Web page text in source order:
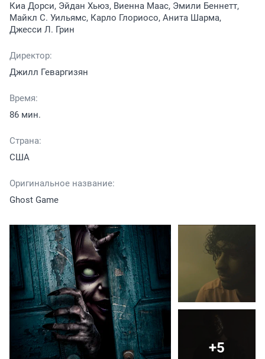
Киа Дорси, Эйдан Хьюз, Виенна Маас, Эмили Беннетт,
Майкл С. Уильямс, Карло Глориосо, Анита Шарма,
Джесси Л. Грин
Директор:
Джилл Геваргизян
Время:
86 мин.
Страна:
США
Оригинальное название:
Ghost Game
+5